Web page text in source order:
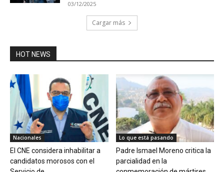
03/12/2025
Cargar más
HOT NEWS
Nacionales
El CNE considera inhabilitar a
candidatos morosos con el
Lo que está pasando
Padre Ismael Moreno critica la
parcialidad en la